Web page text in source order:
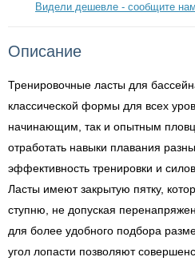
Видели дешевле - сообщите
Описание
Тренировочные ласты для
классической формы для всех
начинающим, так и опытным
отработать навыки плавания
эффективность тренировки и
Ласты имеют закрытую пятку,
ступню, не допуская
для более удобного подбора
угол лопасти позволяют